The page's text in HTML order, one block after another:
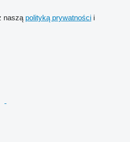
naszą polityką prywatności i